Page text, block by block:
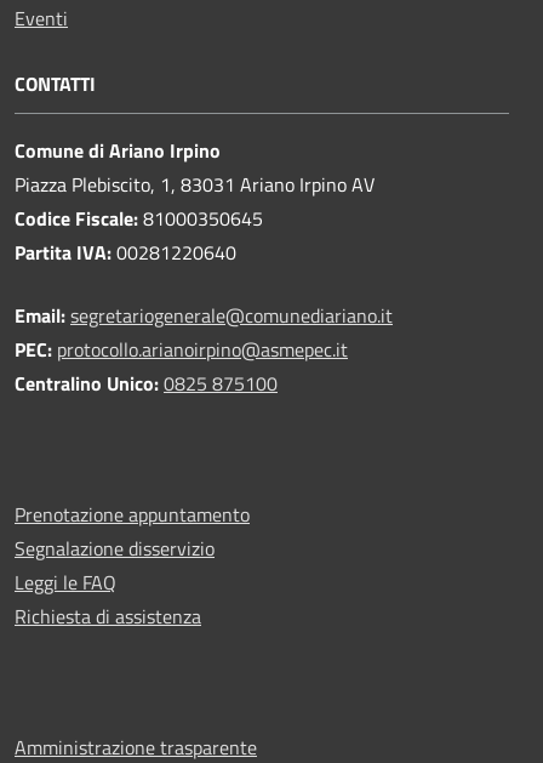
Eventi
CONTATTI
Comune di Ariano Irpino
Piazza Plebiscito, 1, 83031 Ariano Irpino AV
Codice Fiscale:81000350645
Partita IVA:00281220640
Email:segretariogenerale@comunediariano.it
PEC: protocollo.arianoirpino@asmepec.it
Centralino Unico:0825 875100
Prenotazione appuntamento
Segnalazione disservizio
Leggi le FAQ
Richiesta di assistenza
Amministrazione trasparente